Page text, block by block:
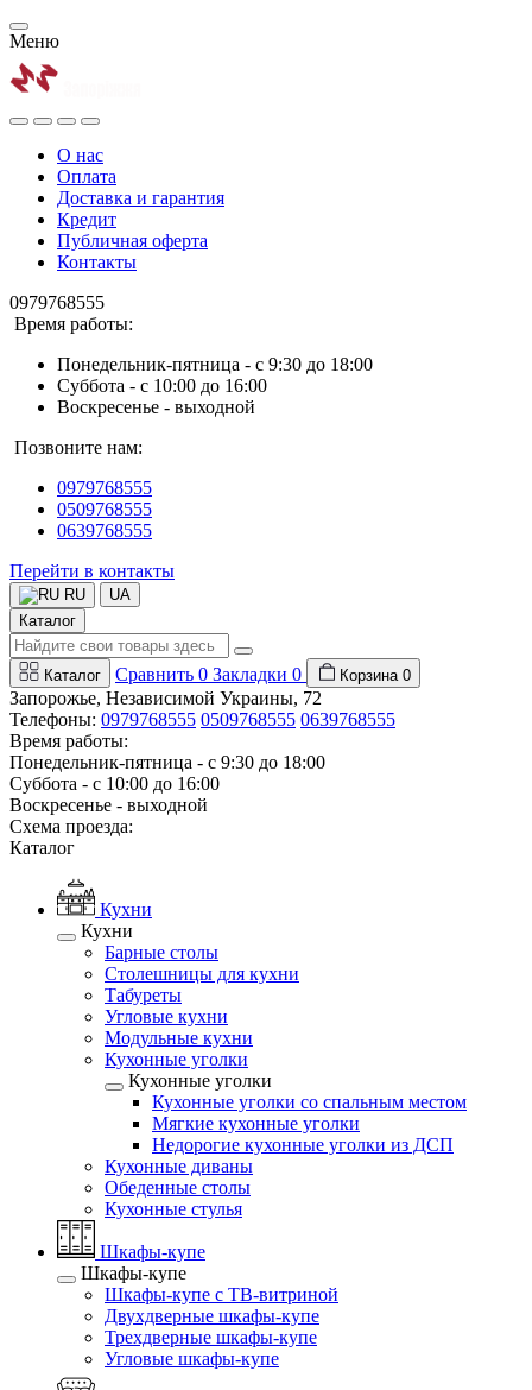
Меню
О нас
Оплата
Доставка и гарантия
Кредит
Публичная оферта
Контакты
0979768555
Время работы:
Понедельник-пятница - с 9:30 до 18:00
Суббота - с 10:00 до 16:00
Воскресенье - выходной
Позвоните нам:
0979768555
0509768555
0639768555
Перейти в контакты
RU
UA
Каталог
Каталог Сравнить 0 Закладки 0 Корзина 0
Запорожье, Независимой Украины, 72
Телефоны: 0979768555 0509768555 0639768555
Время работы:
Понедельник-пятница - с 9:30 до 18:00
Суббота - с 10:00 до 16:00
Воскресенье - выходной
Схема проезда:
Каталог
Кухни
Кухни
Барные столы
Столешницы для кухни
Табуреты
Угловые кухни
Модульные кухни
Кухонные уголки
Кухонные уголки
Кухонные уголки со спальным местом
Мягкие кухонные уголки
Недорогие кухонные уголки из ДСП
Кухонные диваны
Обеденные столы
Кухонные стулья
Шкафы-купе
Шкафы-купе
Шкафы-купе с ТВ-витриной
Двухдверные шкафы-купе
Трехдверные шкафы-купе
Угловые шкафы-купе